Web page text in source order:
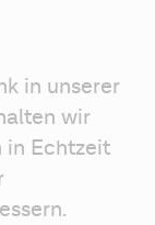
in unserer
wir
in Echtzeit